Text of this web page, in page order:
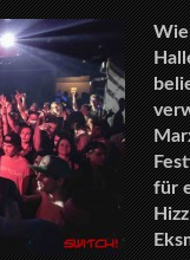
für